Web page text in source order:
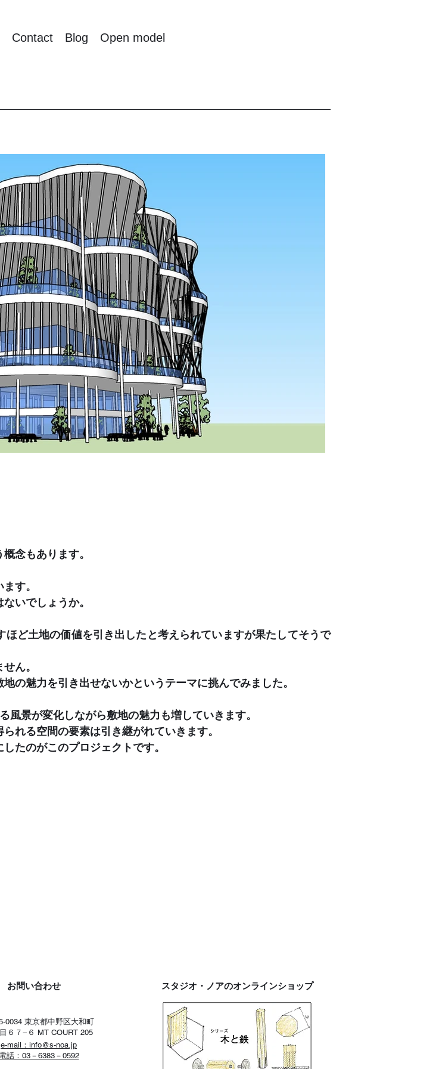
Contact Blog Open model
念もあります。
す。
いでしょうか。
ど土地の価値を引き出したと考えられていますが果たしてそうで
ん。
の魅力を引き出せないかというテーマに挑んでみました。
景が変化しながら敷地の魅力も増していきます。
れる空間の要素は引き継がれていきます。
たのがこのプロジェクトです。
お問い合わせ
0034 東京都中野区大和町
６７−６ MT COURT 205
e-mail： info@s-noa.jp
電話：03－6383－0592
スタジオ・ノアのオンラインショップ